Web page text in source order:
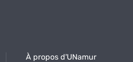
À propos d'UNamur